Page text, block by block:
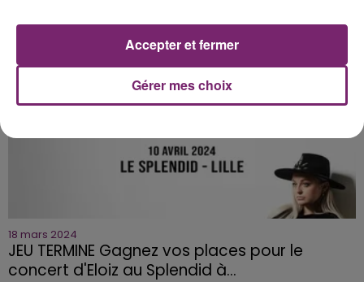
18 mars 2024
JEU TERMINE Gagnez vos places pour le
concert d'Eloiz au Splendid à...
Gérer mes choix
Accepter et fermer